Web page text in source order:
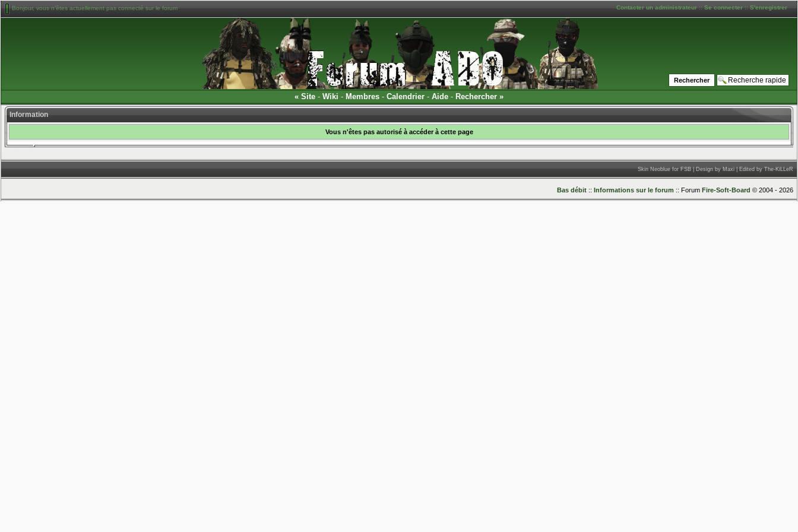
Bonjour, vous n'êtes actuellement pas connecté sur le forum Contacter un administrateur::Se connecter::S'enregistrer
« Site - Wiki - Membres - Calendrier - Aide - Rechercher »
Information
Vous n'êtes pas autorisé à accéder à cette page
Skin Neoblue for FSB | Design by Maxi | Edited by The-KiLLeR
Bas débit :: Informations sur le forum :: Forum Fire-Soft-Board © 2004 - 2026